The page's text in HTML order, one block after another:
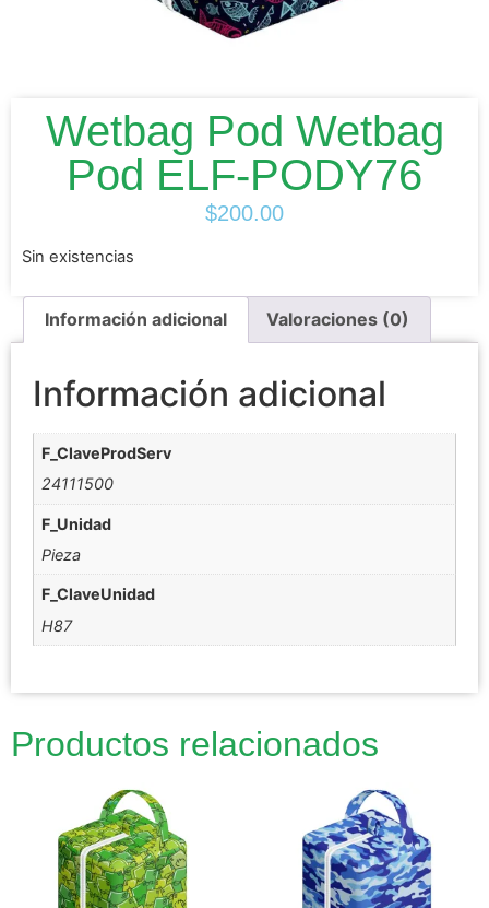
Wetbag Pod Wetbag
Pod ELF-PODY76
$200.00
Sin existencias
Información adicional Valoraciones (0)
Información adicional
F_ClaveProdServ
24111500
F_Unidad
Pieza
F_ClaveUnidad
H87
Productos relacionados